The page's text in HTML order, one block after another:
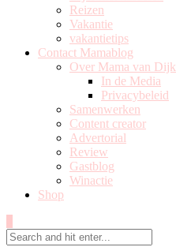
Reizen
Vakantie
vakantietips
Contact Mamablog
Over Mama van Dijk
In de Media
Privacybeleid
Samenwerken
Content creator
Advertorial
Review
Gastblog
Winactie
Shop